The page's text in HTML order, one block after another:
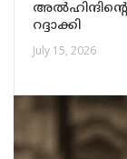
റദ്ദാക്കി
July 15, 2026